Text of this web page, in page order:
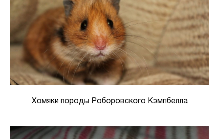
Хомяки породы Роборовского Кэмпбелла